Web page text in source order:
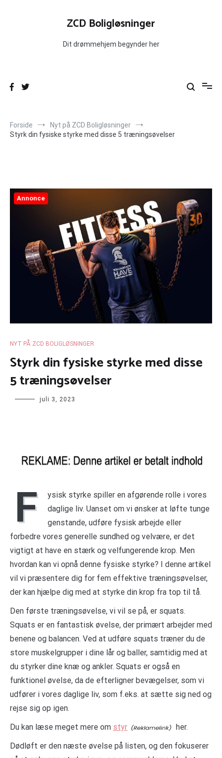
ZCD Boligløsninger
Dit drømmehjem begynder her
Forside
Nyt på ZCD Boligløsninger
Styrk din fysiske styrke med disse 5 træningsøvelser
Annonce
NYT PÅ ZCD BOLIGLØSNINGER
Styrk din fysiske styrke med disse
5 træningsøvelser
juli 3, 2023
F
ysisk styrke spiller en afgørende rolle i vores
daglige liv. Uanset om vi ønsker at løfte tunge
genstande, udføre fysisk arbejde eller
forbedre vores generelle sundhed og velvære, er det
vigtigt at have en stærk og velfungerende krop. Men
hvordan kan vi opnå denne fysiske styrke? I denne artikel
vil vi præsentere dig for fem effektive træningsøvelser,
der kan hjælpe dig med at styrke din krop fra top til tå.
Den første træningsøvelse, vi vil se på, er squats.
Squats er en fantastisk øvelse, der primært arbejder med
benene og balancen. Ved at udføre squats træner du de
store muskelgrupper i dine lår og baller, samtidig med at
du styrker dine knæ og ankler. Squats er også en
funktionel øvelse, da de efterligner bevægelser, som vi
udfører i vores daglige liv, som f.eks. at sætte sig ned og
rejse sig op igen.
Du kan læse meget mere om styr
her.
Dødløft er den næste øvelse på listen, og den fokuserer